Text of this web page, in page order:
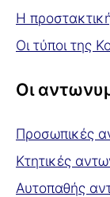
Η
Οι τύποι της
Οι
Προσωπικές
Κτητικές
Αυτοπαθής